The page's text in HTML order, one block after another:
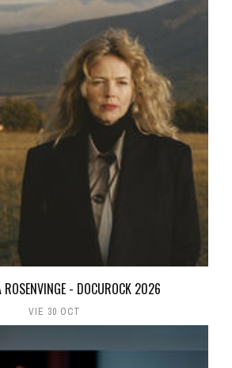
ROSENVINGE - DOCUROCK 2026
VIE 30 OCT